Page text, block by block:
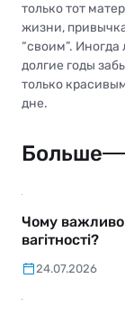
только тот
жизни,
“своим”.
долгие годы
только
дне.
Больше
Чому важливо
вагітності?
24.07.2026